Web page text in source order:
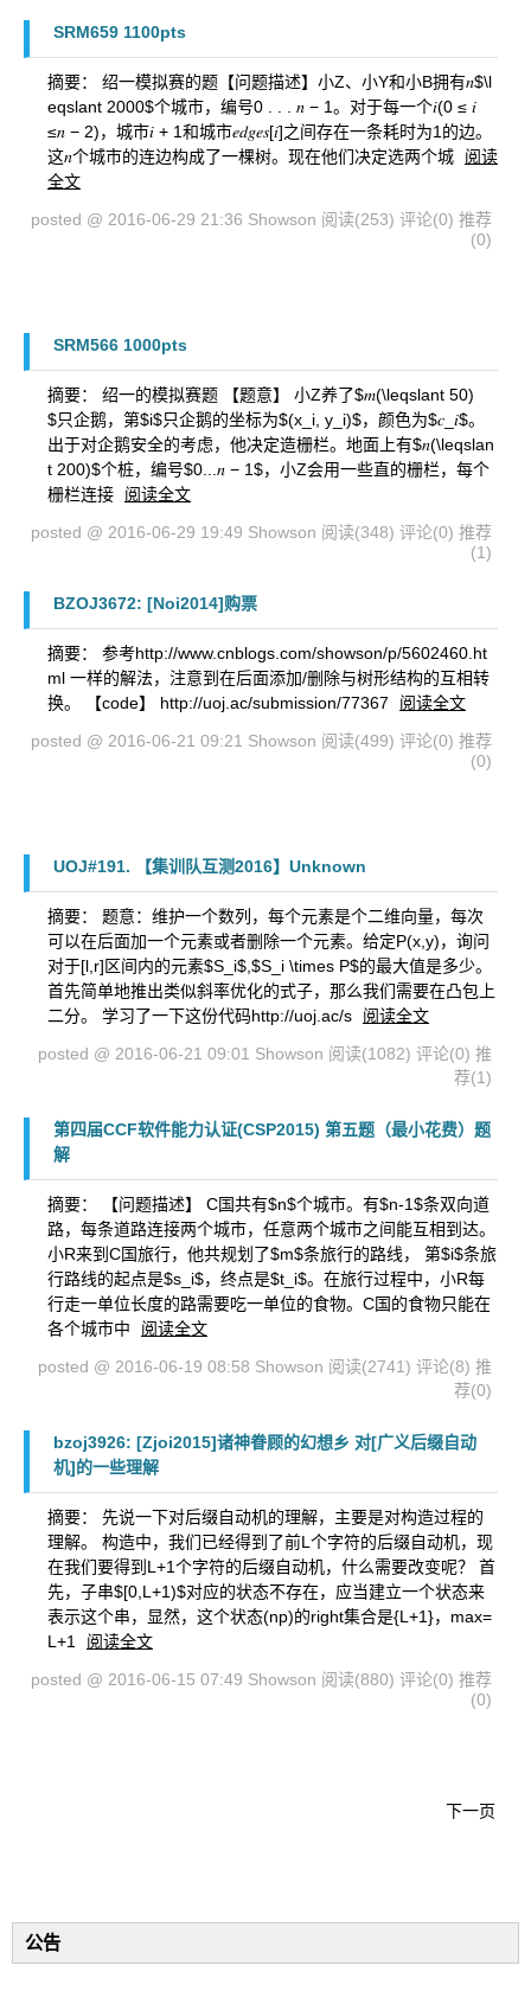
SRM659 1100pts
摘要： 绍一模拟赛的题【问题描述】小Z、小Y和小B拥有𝑛$\l
eqslant 2000$个城市，编号0 . . . 𝑛 − 1。对于每一个𝑖(0 ≤ 𝑖
≤𝑛 − 2)，城市𝑖 + 1和城市𝑒𝑑𝑔𝑒𝑠[𝑖]之间存在一条耗时为1的边。
这𝑛个城市的连边构成了一棵树。现在他们决定选两个城
阅读
全文
posted @ 2016-06-29 21:36 Showson 阅读(253) 评论(0) 推荐
(0)
SRM566 1000pts
摘要： 绍一的模拟赛题 【题意】 小Z养了$𝑚(\leqslant 50)
$只企鹅，第$i$只企鹅的坐标为$(x_i, y_i)$，颜色为$𝑐_𝑖$。
出于对企鹅安全的考虑，他决定造栅栏。地面上有$𝑛(\leqslan
t 200)$个桩，编号$0...𝑛 − 1$，小Z会用一些直的栅栏，每个
栅栏连接
阅读全文
posted @ 2016-06-29 19:49 Showson 阅读(348) 评论(0) 推荐
(1)
BZOJ3672: [Noi2014]购票
摘要： 参考http://www.cnblogs.com/showson/p/5602460.ht
ml 一样的解法，注意到在后面添加/删除与树形结构的互相转
换。 【code】 http://uoj.ac/submission/77367
阅读全文
posted @ 2016-06-21 09:21 Showson 阅读(499) 评论(0) 推荐
(0)
UOJ#191. 【集训队互测2016】Unknown
摘要： 题意：维护一个数列，每个元素是个二维向量，每次
可以在后面加一个元素或者删除一个元素。给定P(x,y)，询问
对于[l,r]区间内的元素$S_i$,$S_i \times P$的最大值是多少。
首先简单地推出类似斜率优化的式子，那么我们需要在凸包上
二分。 学习了一下这份代码http://uoj.ac/s
阅读全文
posted @ 2016-06-21 09:01 Showson 阅读(1082) 评论(0) 推
荐(1)
第四届CCF软件能力认证(CSP2015) 第五题（最小花费）题
解
摘要： 【问题描述】 C国共有$n$个城市。有$n-1$条双向道
路，每条道路连接两个城市，任意两个城市之间能互相到达。
小R来到C国旅行，他共规划了$m$条旅行的路线， 第$i$条旅
行路线的起点是$s_i$，终点是$t_i$。在旅行过程中，小R每
行走一单位长度的路需要吃一单位的食物。C国的食物只能在
各个城市中
阅读全文
posted @ 2016-06-19 08:58 Showson 阅读(2741) 评论(8) 推
荐(0)
bzoj3926: [Zjoi2015]诸神眷顾的幻想乡 对[广义后缀自动
机]的一些理解
摘要： 先说一下对后缀自动机的理解，主要是对构造过程的
理解。 构造中，我们已经得到了前L个字符的后缀自动机，现
在我们要得到L+1个字符的后缀自动机，什么需要改变呢？ 首
先，子串$[0,L+1)$对应的状态不存在，应当建立一个状态来
表示这个串，显然，这个状态(np)的right集合是{L+1}，max=
L+1
阅读全文
posted @ 2016-06-15 07:49 Showson 阅读(880) 评论(0) 推荐
(0)
下一页
公告